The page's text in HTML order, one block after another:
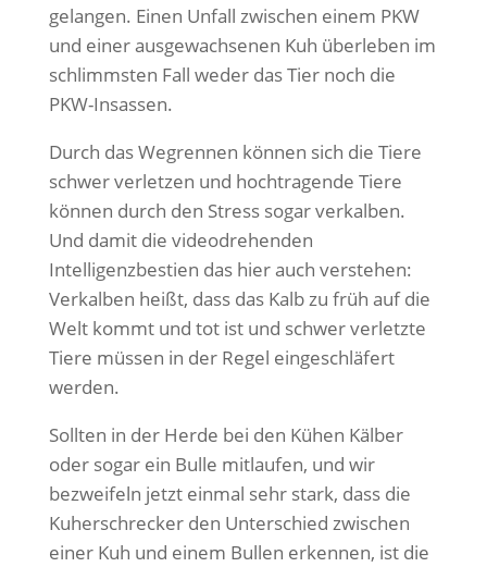
gelangen. Einen Unfall zwischen einem PKW
und einer ausgewachsenen Kuh überleben im
schlimmsten Fall weder das Tier noch die
PKW-Insassen.
Durch das Wegrennen können sich die Tiere
schwer verletzen und hochtragende Tiere
können durch den Stress sogar verkalben.
Und damit die videodrehenden
Intelligenzbestien das hier auch verstehen:
Verkalben heißt, dass das Kalb zu früh auf die
Welt kommt und tot ist und schwer verletzte
Tiere müssen in der Regel eingeschläfert
werden.
Sollten in der Herde bei den Kühen Kälber
oder sogar ein Bulle mitlaufen, und wir
bezweifeln jetzt einmal sehr stark, dass die
Kuherschrecker den Unterschied zwischen
einer Kuh und einem Bullen erkennen, ist die